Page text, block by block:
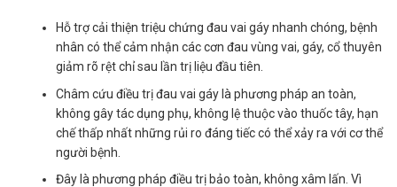
Hỗ trợ cải thiện triệu chứng đau vai gáy nhanh chóng, bệnh
nhân có thể cảm nhận các cơn đau vùng vai, gáy, cổ thuyên
giảm rõ rệt chỉ sau lần trị liệu đầu tiên.
Châm cứu điều trị đau vai gáy là phương pháp an toàn,
không gây tác dụng phụ, không lệ thuộc vào thuốc tây, hạn
chế thấp nhất những rủi ro đáng tiếc có thể xảy ra với cơ thể
người bệnh.
Đây là phương pháp điều trị bảo toàn, không xâm lấn. Vì